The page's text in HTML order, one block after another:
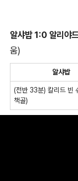
알샤밥 1:0 알리야
움)
알샤밥
(전반 33분) 칼리드 빈
책골)